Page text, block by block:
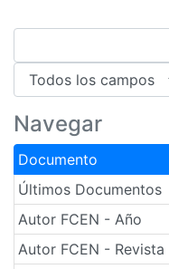
Navegar
Documento
Últimos Documentos
Autor FCEN - Año
Autor FCEN - Revista